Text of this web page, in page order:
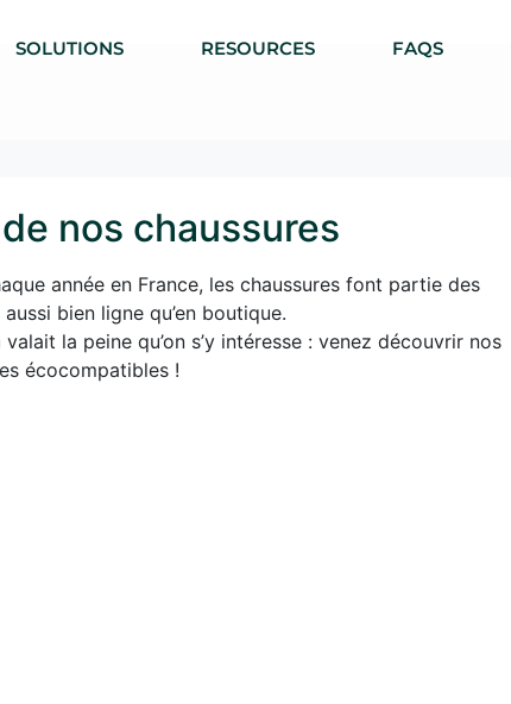
SOLUTIONS RESOURCES FAQS
nos chaussures
année en France, les chaussures font partie des
bien ligne qu’en boutique.
la peine qu’on s’y intéresse : venez découvrir nos
écocompatibles !